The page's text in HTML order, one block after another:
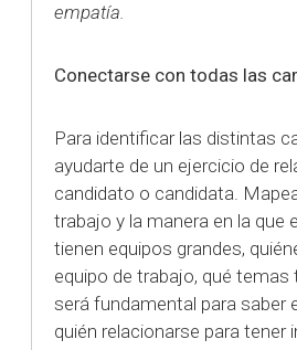
empatía.
Conectarse con todas las
Para identificar las distintas
ayudarte de un ejercicio de
candidato o candidata.
trabajo y la manera en la que
tienen equipos grandes,
equipo de trabajo, qué temas
será fundamental para saber
quién relacionarse para tener